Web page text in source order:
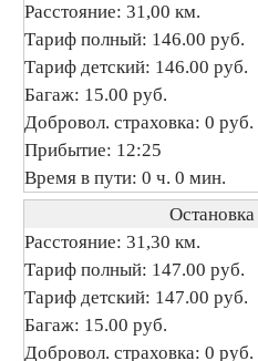
Расстояние: 31,00 км.
Тариф полный: 146.00 руб.
Тариф детский: 146.00 руб.
Багаж: 15.00 руб.
Добровол. страховка: 0 руб.
Прибытие: 12:25
Время в пути: 0 ч. 0 мин.
Остановка
Расстояние: 31,30 км.
Тариф полный: 147.00 руб.
Тариф детский: 147.00 руб.
Багаж: 15.00 руб.
Добровол. страховка: 0 руб.